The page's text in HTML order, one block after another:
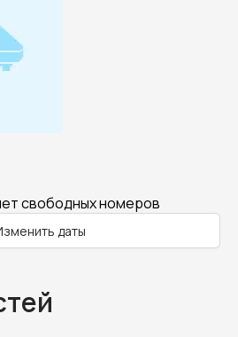
свободных номеров
даты